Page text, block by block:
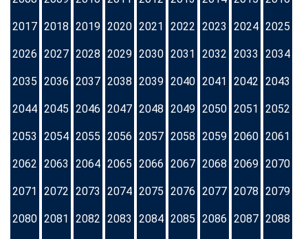
2017 2018 2019 2020 2021 2022 2023 2024 2025
2026 2027 2028 2029 2030 2031 2032 2033 2034
2035 2036 2037 2038 2039 2040 2041 2042 2043
2044 2045 2046 2047 2048 2049 2050 2051 2052
2053 2054 2055 2056 2057 2058 2059 2060 2061
2062 2063 2064 2065 2066 2067 2068 2069 2070
2071 2072 2073 2074 2075 2076 2077 2078 2079
2080 2081 2082 2083 2084 2085 2086 2087 2088